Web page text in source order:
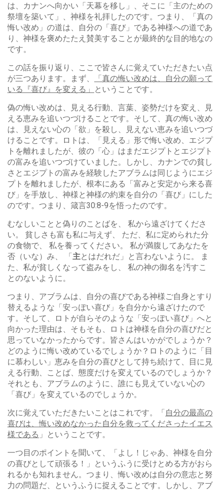
は、カナンへ向かい「天幕を移し」、そこに「主のための
祭壇を築いて」、神様を礼拝したのです。つまり、「真の
悔い改め」の道は、自分の「喜び」である神様への道であ
り、神様を褒めたたえ賛美することが最終的な目的地なの
です。
この話を振り返り、ここで皆さんに覚えていただきたい点
が三つあります。まず、
「真の悔い改めは、自分の願って
いる『喜び』を変える」
ということです。
偽の悔い改めは、見える行動、言葉、姿勢だけを変え、見
える恵みを追いつづけることです。そして、真の悔い改め
は、見えない心の「欲」を殺し、見えない恵みを追いつづ
けることです。ロトは、「見える」形で悔い改め、エジプ
トを離れましたが、彼の「心」はまだエジプトとエジプト
の富みを追いつづけていました。しかし、カナンでの貧し
さとエジプトの富みを経験したアブラムは同じようにエジ
プトを離れましたが、根本にある「富みと安定から来る喜
び」を手放し、神様と神様の約束を自分の「喜び」にした
のです。つまり、箴言30:8-9を悟ったのです。
むなしいことと偽りのことばを、 私から遠ざけてくださ
い。 貧しさも富も私に与えず、 ただ、私に定められた分
の食物で、 私を養ってください。 私が満腹してあなたを
否（いな）み、 「主とはだれだ」と言わないように。 ま
た、私が貧しくなって盗みをし、 私の神の御名を汚すこ
とのないように。
つまり、アブラムは、自分の喜びである神様ご自身とすり
替えるような「安っぽい喜び」を自分から遠ざけたので
す。そして、ロトが自らそのような「安っぽい喜び」へと
向かった理由は、そもそも、ロトは神様を自分の喜びだと
思っていなかったからです。皆さんはいかがでしょうか？
どのように悔い改めているでしょうか？ロトのように「目
に慕わしい」恵みを自分の喜びとして持ち続けて、目に見
える行動、ことば、態度だけを変えているのでしょうか？
それとも、アブラムのように、誰にも見えていない心の
「喜び」を変えているのでしょうか。
次に覚えていただきたいことはこれです。「自分の最高の
喜びは、悔い改めなかった自分を救ってくださったイエス
様である 」ということです。
一つ目のポイントを聞いて、「よし！じゃあ、神様を自分
の喜びとして頑張る！」というふうに受けとめる方がおら
れるかも知れません。つまり、悔い改めは自分の意志と努
力の問題だ、というふうに捉えることです。しかし、アブ